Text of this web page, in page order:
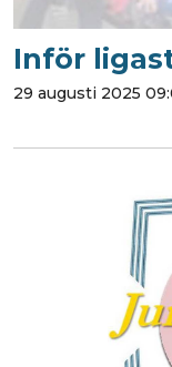
Inför
29 augusti 2025